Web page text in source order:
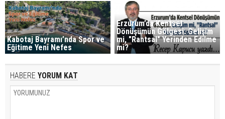
Kabotaj Bayramı’nda Spor ve
Eğitime Yeni Nefes
Erzurum’da Kentsel
Dönüşümün Gölgesi: Gelişim
mi, "Rantsal" Yerinden Edilme
mi?
HABERE YORUM KAT